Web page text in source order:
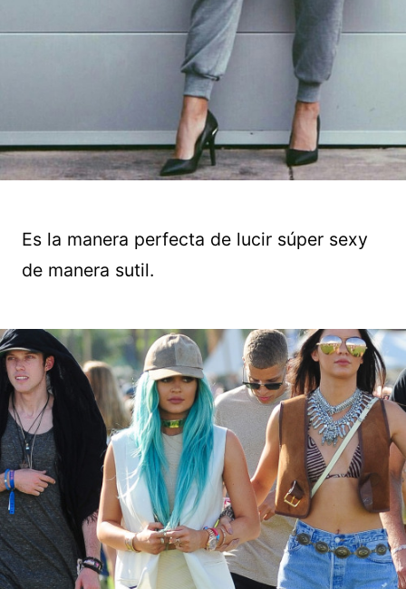
Es la manera perfecta de lucir súper sexy
de manera sutil.